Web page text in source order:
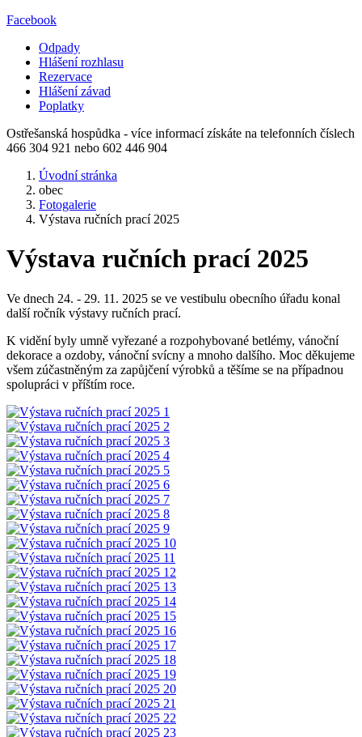
Facebook
Odpady
Hlášení rozhlasu
Rezervace
Hlášení závad
Poplatky
Ostřešanská hospůdka - více informací získáte na telefonních číslech
466 304 921 nebo 602 446 904
Úvodní stránka
obec
Fotogalerie
Výstava ručních prací 2025
Výstava ručních prací 2025
Ve dnech 24. - 29. 11. 2025 se ve vestibulu obecního úřadu konal
další ročník výstavy ručních prací.
K vidění byly umně vyřezané a rozpohybované betlémy, vánoční
dekorace a ozdoby, vánoční svícny a mnoho dalšího. Moc děkujeme
všem zúčastněným za zapůjčení výrobků a těšíme se na případnou
spolupráci v příštím roce.